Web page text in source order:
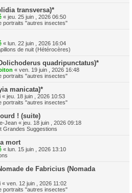
transversa)*
« jeu. 25 juin , 2026 06:50
portraits "autres insectes"
« lun. 22 juin , 2026 16:04
de nuit (Hétérocères)
quadripunctatus)*
« ven. 19 juin , 2026 16:48
portraits "autres insectes"
manicata)*
« jeu. 18 juin , 2026 10:53
portraits "autres insectes"
! (suite)
Jean « jeu. 18 juin , 2026 09:18
Grandes Suggestions
mort
« lun. 15 juin , 2026 13:10
de Fabricius (Nomada
« ven. 12 juin , 2026 11:02
portraits "autres insectes"